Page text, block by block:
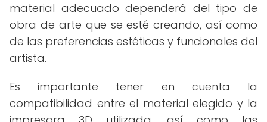
material adecuado dependerá del tipo de
obra de arte que se esté creando, así como
de las preferencias estéticas y funcionales del
artista.
Es importante tener en cuenta la
compatibilidad entre el material elegido y la